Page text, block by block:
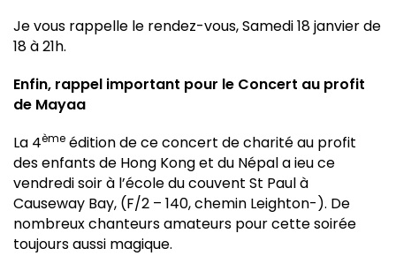
Je vous rappelle le rendez-vous, Samedi 18 janvier de
18 à 21h.
Enfin, rappel important pour le Concert au profit
de Mayaa
La 4ème édition de ce concert de charité au profit
des enfants de Hong Kong et du Népal a ieu ce
vendredi soir à l’école du couvent St Paul à
Causeway Bay, (F/2 – 140, chemin Leighton-). De
nombreux chanteurs amateurs pour cette soirée
toujours aussi magique.